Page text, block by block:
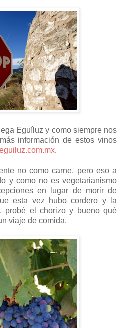
Eguíluz y como siempre nos
información de estos vinos
.
no como carne, pero eso a
y como no es vegetarianismo
en lugar de morir de
esta vez hubo cordero y la
probé el chorizo y bueno qué
viaje de comida.